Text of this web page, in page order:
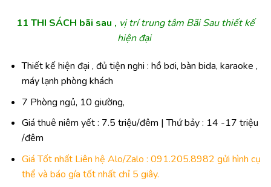
11 THI SÁCH bãi sau , vị trí trung tâm Bãi Sau thiết kế
hiện đại
Thiết kế hiện đại , đủ tiện nghi : hồ bơi, bàn bida, karaoke ,
máy lạnh phòng khách
7 Phòng ngủ, 10 giường,
Giá thuê niêm yết : 7.5 triệu/đêm | Thứ bảy : 14 -17 triệu
/đêm
Giá Tốt nhất Liên hệ Alo/Zalo : 091.205.8982 gửi hình cụ
thể và báo gía tốt nhất chỉ 5 giây.